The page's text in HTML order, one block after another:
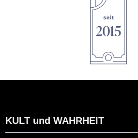
1895
KULT und WAHRHEIT